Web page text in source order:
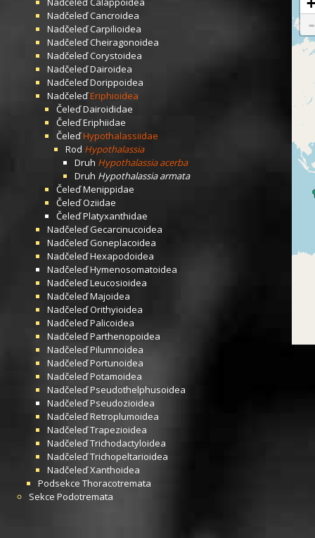
NadčeleďCancroidea
NadčeleďCarpilioidea
NadčeleďCheiragonoidea
NadčeleďCorystoidea
NadčeleďDairoidea
NadčeleďDorippoidea
NadčeleďEriphioidea
ČeleďDairoididae
ČeleďEriphiidae
ČeleďHypothalassiidae
Rod Hypothalassia
Druh Hypothalassia acerba
Druh Hypothalassia armata
ČeleďMenippidae
ČeleďOziidae
ČeleďPlatyxanthidae
NadčeleďGecarcinucoidea
NadčeleďGoneplacoidea
NadčeleďHexapodoidea
NadčeleďHymenosomatoidea
NadčeleďLeucosioidea
NadčeleďMajoidea
NadčeleďOrithyioidea
NadčeleďPalicoidea
NadčeleďParthenopoidea
NadčeleďPilumnoidea
NadčeleďPortunoidea
NadčeleďPotamoidea
NadčeleďPseudothelphusoidea
NadčeleďPseudozioidea
NadčeleďRetroplumoidea
NadčeleďTrapezioidea
NadčeleďTrichodactyloidea
NadčeleďTrichopeltarioidea
NadčeleďXanthoidea
Podsekce Thoracotremata
Sekce Podotremata